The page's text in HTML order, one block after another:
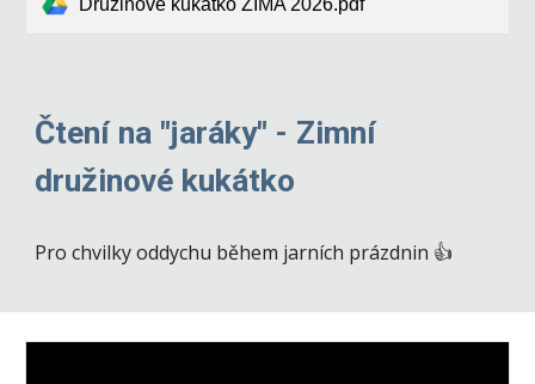
Čtení na "jaráky" - Zimní
družinové kukátko
Pro chvilky oddychu během jarních prázdnin 👍